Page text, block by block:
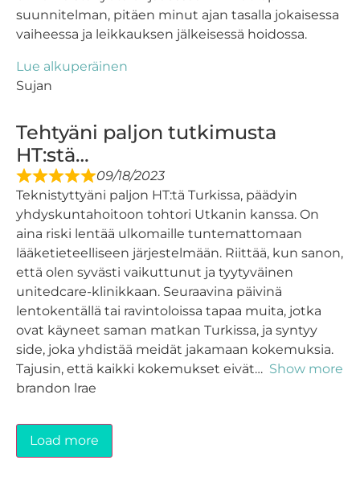
suunnitelman, pitäen minut ajan tasalla jokaisessa
vaiheessa ja leikkauksen jälkeisessä hoidossa.
Lue alkuperäinen
Sujan
Tehtyäni paljon tutkimusta
HT:stä…
09/18/2023
Teknistyttyäni paljon HT:tä Turkissa, päädyin
yhdyskuntahoitoon tohtori Utkanin kanssa. On
aina riski lentää ulkomaille tuntemattomaan
lääketieteelliseen järjestelmään. Riittää, kun sanon,
että olen syvästi vaikuttunut ja tyytyväinen
unitedcare-klinikkaan. Seuraavina päivinä
lentokentällä tai ravintoloissa tapaa muita, jotka
ovat käyneet saman matkan Turkissa, ja syntyy
side, joka yhdistää meidät jakamaan kokemuksia.
Tajusin, että kaikki kokemukset eivät
Show more
brandon lrae
Load more